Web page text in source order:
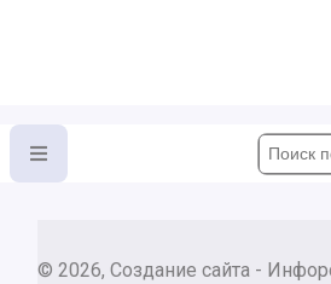
© 2026, Создание сайта -